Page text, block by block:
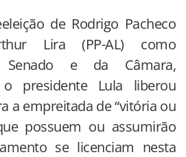
de Rodrigo Pacheco
Lira (PP-AL) como
Senado e da Câmara,
o presidente Lula liberou
a empreitada de “vitória ou
possuem ou assumirão
se licenciam nesta